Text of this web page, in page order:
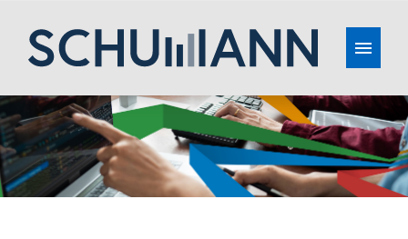
Deutsch
Englisch
Alle aktuellen Stellenangebote